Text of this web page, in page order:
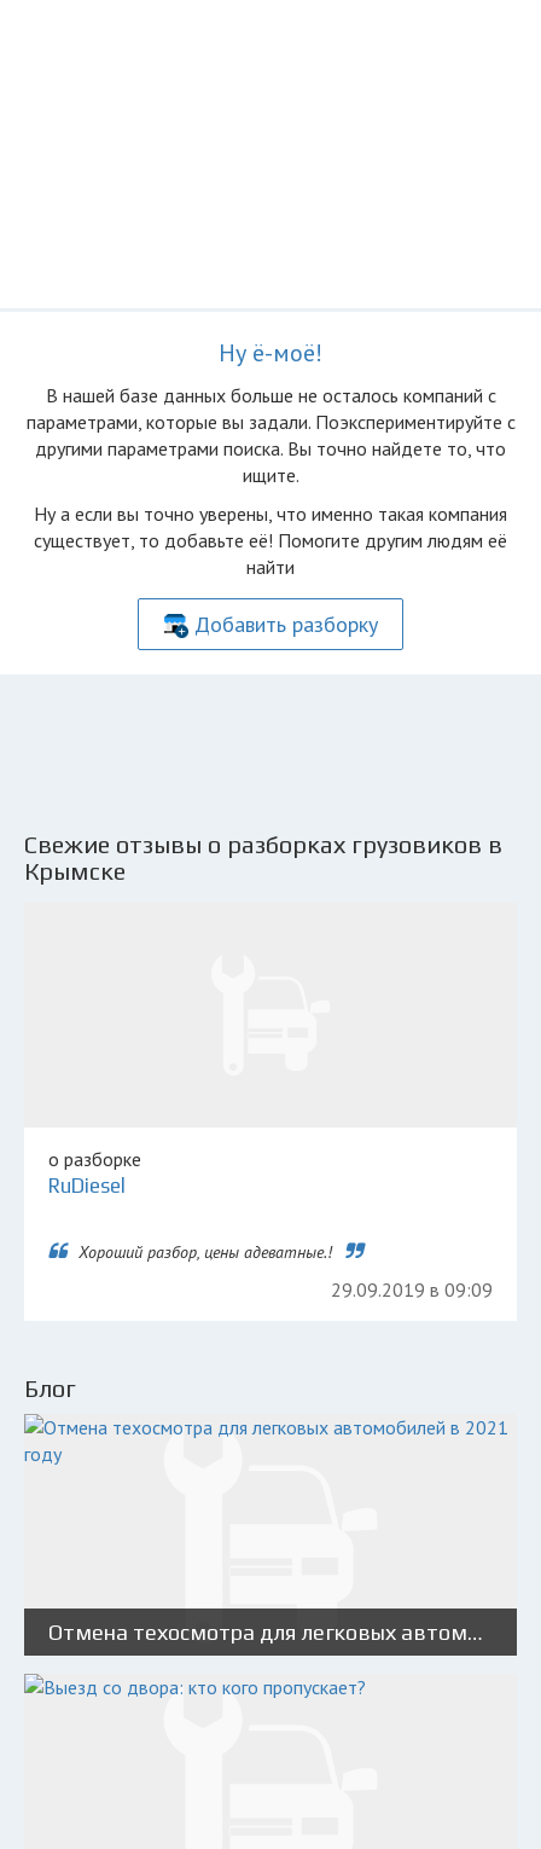
Ну ё-моё!
В нашей базе данных больше не осталоcь компаний с
параметрами, которые вы задали. Поэкспериментируйте с
другими параметрами поиска. Вы точно найдете то, что
ищите.
Ну а если вы точно уверены, что именно такая компания
существует, то добавьте её! Помогите другим людям её
найти
Добавить разборку
Свежие отзывы о разборках грузовиков в
Крымске
о разборке
RuDiesel
Хороший разбор, цены адеватные.!
29.09.2019 в 09:09
Блог
Отмена техосмотра для легковых автомобилей в 2021 году